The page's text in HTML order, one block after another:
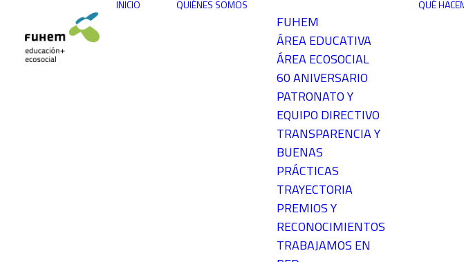
INICIO QUIÉNES SOMOS
FUHEM
ÁREA EDUCATIVA
ÁREA ECOSOCIAL
60 ANIVERSARIO
PATRONATO Y
EQUIPO DIRECTIVO
TRANSPARENCIA Y
BUENAS
PRÁCTICAS
TRAYECTORIA
PREMIOS Y
RECONOCIMIENTOS
TRABAJAMOS EN
QUÉ